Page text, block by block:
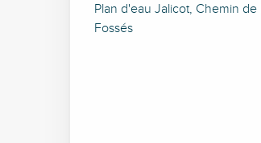
Plan d'eau Jalicot, Chemin
Fossés